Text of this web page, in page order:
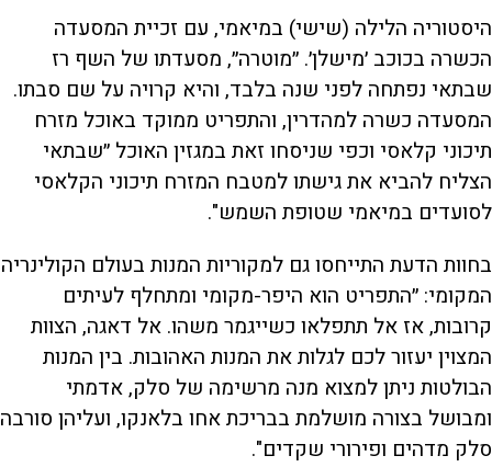
היסטוריה הלילה (שישי) במיאמי, עם זכיית המסעדה
הכשרה בכוכב ׳מישלן׳. ״מוטרה״, מסעדתו של השף רז
שבתאי נפתחה לפני שנה בלבד, והיא קרויה על שם סבתו.
המסעדה כשרה למהדרין, והתפריט ממוקד באוכל מזרח
תיכוני קלאסי וכפי שניסחו זאת במגזין האוכל ״שבתאי
הצליח להביא את גישתו למטבח המזרח תיכוני הקלאסי
לסועדים במיאמי שטופת השמש".
בחוות הדעת התייחסו גם למקוריות המנות בעולם הקולינריה
המקומי: ״התפריט הוא היפר-מקומי ומתחלף לעיתים
קרובות, אז אל תתפלאו כשייגמר משהו. אל דאגה, הצוות
המצוין יעזור לכם לגלות את המנות האהובות. בין המנות
הבולטות ניתן למצוא מנה מרשימה של סלק, אדמתי
ומבושל בצורה מושלמת בבריכת אחו בלאנקו, ועליהן סורבה
סלק מדהים ופירורי שקדים".